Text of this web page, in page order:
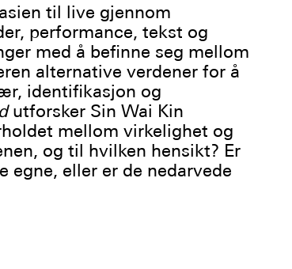
til live gjennom
performance, tekst og
med å befinne seg mellom
alternative verdener for å
identifikasjon og
utforsker Sin Wai Kin
mellom virkelighet og
og til hvilken hensikt? Er
egne, eller er de nedarvede